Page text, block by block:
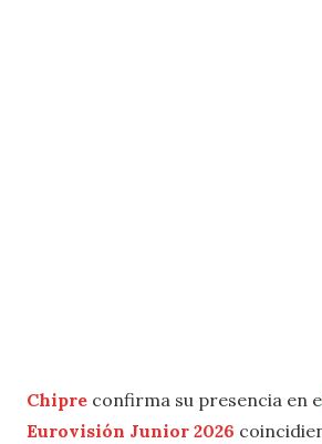
Chipre confirma su presencia en
Eurovisión Junior 2026